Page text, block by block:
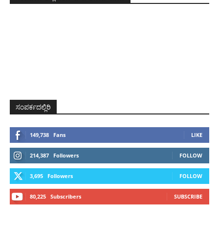
ಸಂಪರ್ಕದಲ್ಲಿರಿ
149,738 Fans LIKE
214,387 Followers FOLLOW
3,695 Followers FOLLOW
80,225 Subscribers SUBSCRIBE